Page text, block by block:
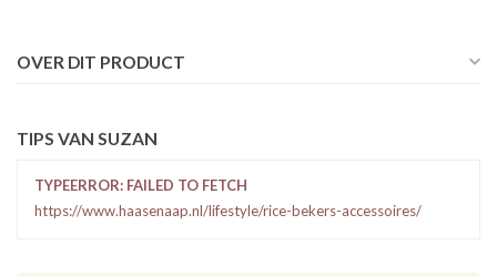
OVER DIT PRODUCT
TIPS VAN SUZAN
TYPEERROR: FAILED TO FETCH
https://www.haasenaap.nl/lifestyle/rice-bekers-accessoires/